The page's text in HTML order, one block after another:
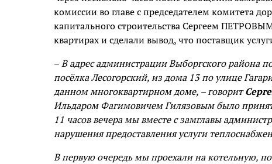
комиссии во главе с председателем комитета
капитального строительства Сергеем
квартирах и сделали вывод, что поставщик
–В адрес администрации Выборгского района
посёлка Лесогорский, из дома 13 по улице
данном многоквартирном доме, – говорит
Ильдаром Фагимовичем Гилязовым было
11 часов вечера мы вместе с замглавы
нарушения предоставления услуги
В первую очередь мы проехали на котельную,